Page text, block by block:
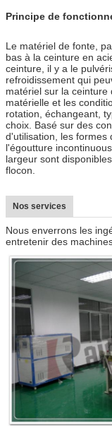
Principe de
Le matériel de fonte,
bas à la ceinture en
ceinture, il y a le
refroidissement qui
matériel sur la ceinture
matérielle et les
rotation, échangeant,
choix. Basé sur des
d'utilisation, les formes
l'égoutture
largeur sont
flocon.
Nos services
Nous enverrons les
entretenir des